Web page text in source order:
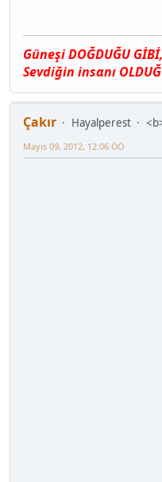
Güneşi DOĞDUĞU
Sevdiğin insαnı
Çakır Hayalperest
Mayıs 09, 2012, 12:06 ÖÖ